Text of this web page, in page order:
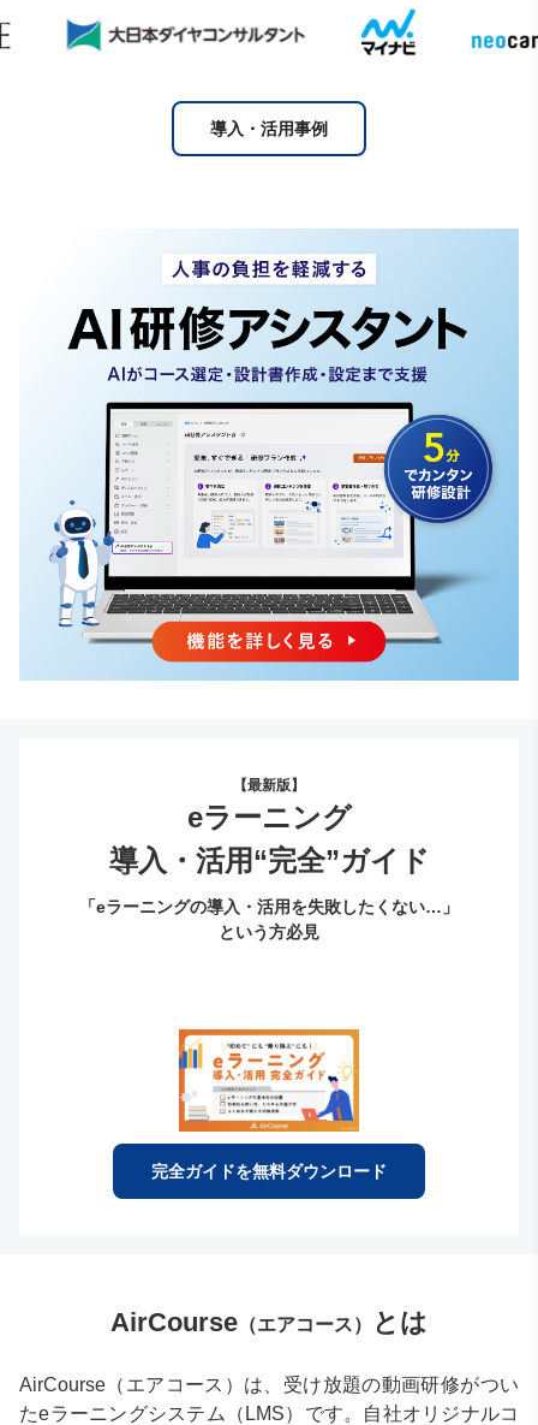
導入・活用事例
【最新版】
eラーニング
導入・活用“完全”ガイド
「eラーニングの導入・活用を失敗したくない…」
という方必見
完全ガイドを無料ダウンロード
AirCourse （エアコース） とは
AirCourse（エアコース）は、受け放題の動画研修がつい
たeラーニングシステム（LMS）です。自社オリジナルコ